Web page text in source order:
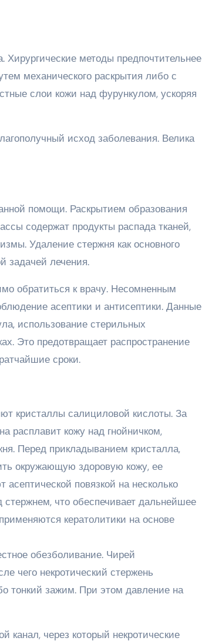
Хирургические методы предпочтительнее
механического раскрытия либо с
слои кожи над фурункулом, ускоряя
исход заболевания. Велика
помощи. Раскрытием образования
содержат продукты распада тканей,
Удаление стержня как основного
задачей лечения.
обратиться к врачу. Несомненным
асептики и антисептики. Данные
использование стерильных
Это предотвращает распространение
сроки.
кристаллы салициловой кислоты. За
расплавит кожу над гнойничком,
Перед прикладыванием кристалла,
окружающую здоровую кожу, ее
повязкой на несколько
что обеспечивает дальнейшее
кератолитики на основе
обезболивание. Чирей
чего некротический стержень
тонкий зажим. При этом давление на
через который некротические